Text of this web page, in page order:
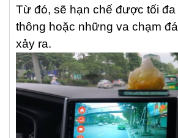
Từ đó, sẽ hạn chế được tối đa
thông hoặc những va chạm
xảy ra.